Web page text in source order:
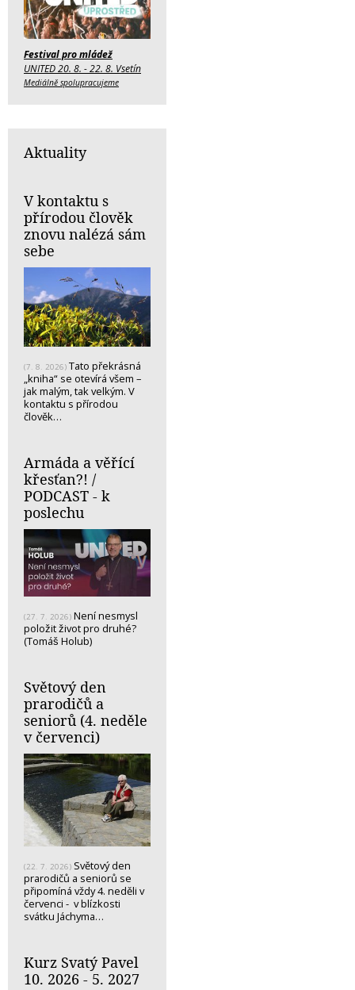
Festival pro mládež
UNITED 20. 8. - 22. 8. Vsetín
Mediálně spolupracujeme
Aktuality
V kontaktu s
přírodou člověk
znovu nalézá sám
sebe
(7. 8. 2026) Tato překrásná
„kniha“ se otevírá všem –
jak malým, tak velkým. V
kontaktu s přírodou
člověk…
Armáda a věřící
křesťan?! /
PODCAST - k
poslechu
(27. 7. 2026) Není nesmysl
položit život pro druhé?
(Tomáš Holub)
Světový den
prarodičů a
seniorů (4. neděle
v červenci)
(22. 7. 2026) Světový den
prarodičů a seniorů se
připomíná vždy 4. neděli v
červenci - v blízkosti
svátku Jáchyma…
Kurz Svatý Pavel
10. 2026 - 5. 2027